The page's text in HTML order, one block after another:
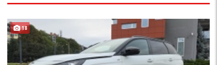
18 TOP STANJE !